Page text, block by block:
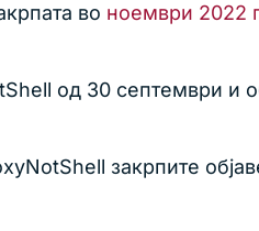
во ноември 2022
од 30 септември и
закрпите